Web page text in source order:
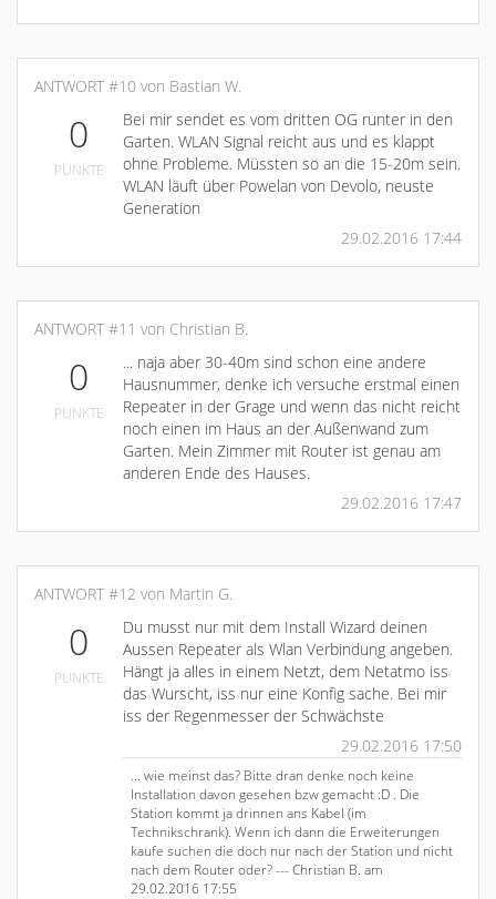
ANTWORT #10 von Bastian W.
0
PUNKTE
Bei mir sendet es vom dritten OG runter in den
Garten. WLAN Signal reicht aus und es klappt
ohne Probleme. Müssten so an die 15-20m sein.
WLAN läuft über Powelan von Devolo, neuste
Generation
29.02.2016 17:44
ANTWORT #11 von Christian B.
0
PUNKTE
... naja aber 30-40m sind schon eine andere
Hausnummer, denke ich versuche erstmal einen
Repeater in der Grage und wenn das nicht reicht
noch einen im Haus an der Außenwand zum
Garten. Mein Zimmer mit Router ist genau am
anderen Ende des Hauses.
29.02.2016 17:47
ANTWORT #12 von Martin G.
0
PUNKTE
Du musst nur mit dem Install Wizard deinen
Aussen Repeater als Wlan Verbindung angeben.
Hängt ja alles in einem Netzt, dem Netatmo iss
das Wurscht, iss nur eine Konfig sache. Bei mir
iss der Regenmesser der Schwächste
29.02.2016 17:50
... wie meinst das? Bitte dran denke noch keine
Installation davon gesehen bzw gemacht :D . Die
Station kommt ja drinnen ans Kabel (im
Technikschrank). Wenn ich dann die Erweiterungen
kaufe suchen die doch nur nach der Station und nicht
nach dem Router oder? --- Christian B. am
29.02.2016 17:55